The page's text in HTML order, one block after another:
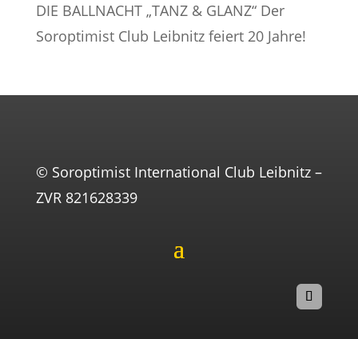
DIE BALLNACHT „TANZ & GLANZ“ Der
Soroptimist Club Leibnitz feiert 20 Jahre!
© Soroptimist International Club Leibnitz –
ZVR 821628339